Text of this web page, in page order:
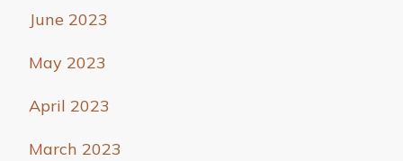
June 2023
May 2023
April 2023
March 2023